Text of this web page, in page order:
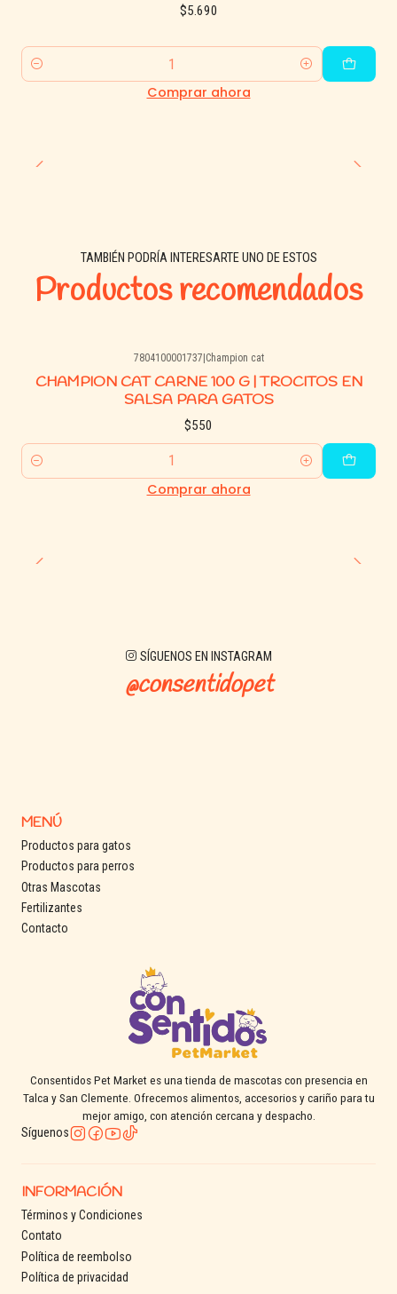
$5.690
Cantidad
Comprar ahora
TAMBIÉN PODRÍA INTERESARTE UNO DE ESTOS
Productos recomendados
7804100001737 Champion cat
CHAMPION CAT CARNE 100 G | TROCITOS EN
SALSA PARA GATOS
$550
Cantidad
Comprar ahora
SÍGUENOS EN INSTAGRAM
@consentidopet
MENÚ
Productos para gatos
Productos para perros
Otras Mascotas
Fertilizantes
Contacto
Consentidos Pet Market es una tienda de mascotas con presencia en
Talca y San Clemente. Ofrecemos alimentos, accesorios y cariño para tu
mejor amigo, con atención cercana y despacho.
Síguenos
INFORMACIÓN
Términos y Condiciones
Contato
Política de reembolso
Política de privacidad